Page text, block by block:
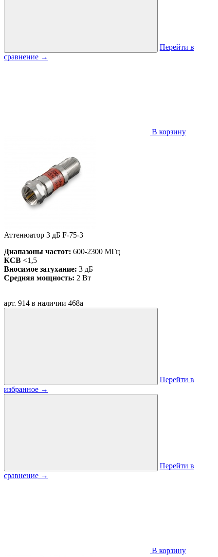
Перейти в
сравнение →
В корзину
Аттенюатор 3 дБ F-75-3
Диапазоны частот: 600-2300 МГц
КСВ <1,5
Вносимое затухание: 3 дБ
Средняя мощность: 2 Вт
арт. 914 в наличии 468a
Перейти в
избранное →
Перейти в
сравнение →
В корзину